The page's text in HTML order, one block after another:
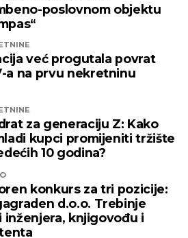
poslovnom objektu
već progutala povrat
a na prvu nekretninu
za generaciju Z: Kako
kupci promijeniti tržište
10 godina?
konkurs za tri pozicije:
d.o.o. Trebinje
inženjera, knjigovođu i